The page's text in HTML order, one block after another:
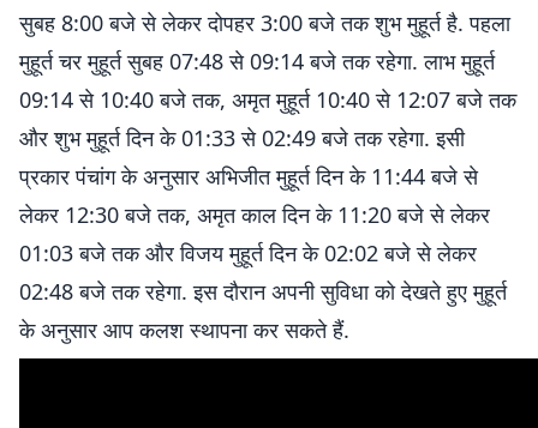
सुबह 8:00 बजे से लेकर दोपहर 3:00 बजे तक शुभ मुहूर्त है. पहला
मुहूर्त चर मुहूर्त सुबह 07:48 से 09:14 बजे तक रहेगा. लाभ मुहूर्त
09:14 से 10:40 बजे तक, अमृत मुहूर्त 10:40 से 12:07 बजे तक
और शुभ मुहूर्त दिन के 01:33 से 02:49 बजे तक रहेगा. इसी
प्रकार पंचांग के अनुसार अभिजीत मुहूर्त दिन के 11:44 बजे से
लेकर 12:30 बजे तक, अमृत काल दिन के 11:20 बजे से लेकर
01:03 बजे तक और विजय मुहूर्त दिन के 02:02 बजे से लेकर
02:48 बजे तक रहेगा. इस दौरान अपनी सुविधा को देखते हुए मुहूर्त
के अनुसार आप कलश स्थापना कर सकते हैं.